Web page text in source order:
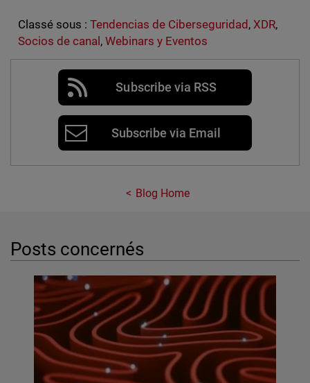
Classé sous : Tendencias de Ciberseguridad ,XDR,
Socios de canal , Webinars y Eventos
Subscribe via RSS
Subscribe via Email
Blog Home
Posts concernés